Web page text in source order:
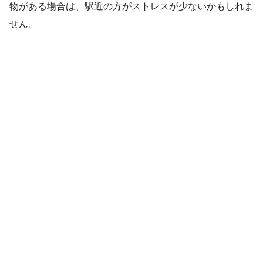
物がある場合は、駅近の方がストレスが少ないかもしれま
せん。